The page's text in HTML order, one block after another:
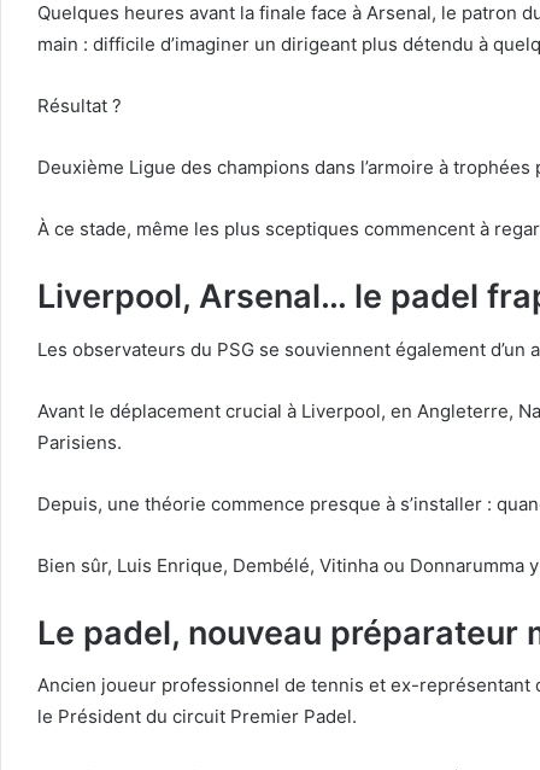
Quelques heures avant la finale face à Arsenal, le patron
main : difficile d’imaginer un dirigeant plus détendu à
Résultat ?
Deuxième Ligue des champions dans l’armoire à trophées
À ce stade, même les plus sceptiques commencent à
Liverpool, Arsenal… le padel
Les observateurs du PSG se souviennent également d’un
Avant le déplacement crucial à Liverpool, en Angleterre,
Parisiens.
Depuis, une théorie commence presque à s’installer :
Bien sûr, Luis Enrique, Dembélé, Vitinha ou
Le padel, nouveau préparateur
Ancien joueur professionnel de tennis et ex-représentant
le Président du circuit Premier Padel.